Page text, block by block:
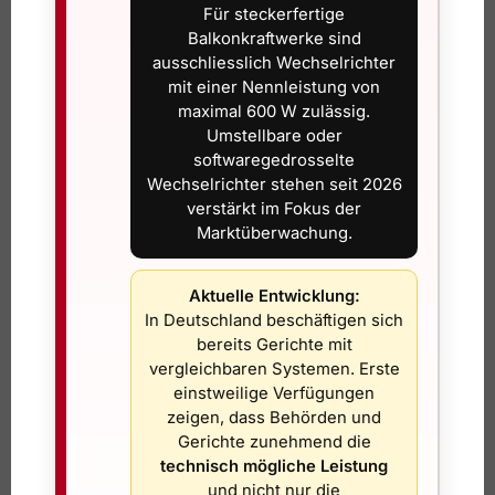
So prüfen Sie ein Solarset vor dem Kauf
Wenn Sie ein Angebot beurteilen, sollten Sie nicht nur
fragen, wie viel Ertrag möglich ist, sondern auch, wie klar
das Thema Schweiz gelöst wurde. Ein guter Anbieter kann
Ihnen verständlich erklären, ob das Set ESTI-konform
ausgelegt ist, welche Unterlagen mitgeliefert werden und
wie die Anmeldung abläuft. Diese Antworten müssen klar
sein, nicht verklausuliert.
Achten Sie zudem darauf, ob das Set alsKomplettlösung
verkauft wird oder ob zentrale Teile fehlen. Häufig wirken
Angebote günstig, weil wichtige Komponenten wie
Halterung, passende Kabel oder geeignete Stecker
separat dazukommen. Dann wird aus dem vermeintlichen
Aktionspreis schnell ein Stückwerk. Für Privatkunden ist
ein sauber abgestimmtes Komplettset fast immer die
Für steckerfertige
Balkonkraftwerke sind
ausschliesslich Wechselrichter
mit einer Nennleistung von
maximal 600 W zulässig.
Umstellbare oder
softwaregedrosselte
Wechselrichter stehen seit 2026
verstärkt im Fokus der
Marktüberwachung.
Aktuelle Entwicklung:
In Deutschland beschäftigen sich
bereits Gerichte mit
vergleichbaren Systemen. Erste
einstweilige Verfügungen
zeigen, dass Behörden und
Gerichte zunehmend die
technisch mögliche Leistung
und nicht nur die